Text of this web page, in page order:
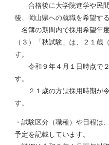
合格後に大学院進学や民間
後、岡山県への就職を希望する
名簿の期間内で採用希望年
（３）「秋試験」は、２１歳
す。
令和９年４月１日時点で２
す。
２１歳の方は採用時期が令
す。
・試験区分（職種）や日程は
予定を記載しています。